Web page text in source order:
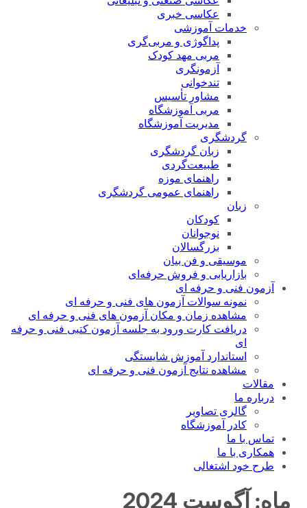
عکاسی خبری
خدمات آموزشی
پداگوژی و مربی‌گری
مربی مهد کودک
آزمونگری
تندخوانی
مشاور تأسیس
مربی آموزشگاه
مدیریت آموزشگاه
گردشگری
زبان گردشگری
طبیعت‌گردی
راهنمای موزه
راهنمای عمومی گردشگری
زبان
کودکان
نوجوانان
بزرگسالان
موسیقی و فن بیان
بازاریابی و فروش حرفه‌ای
آزمون فنی و حرفه ای
نمونه سوالات آزمون های فنی و حرفه ای
مشاهده زمان و مکان آزمون های فنی و حرفه ای
دریافت کارت ورود به جلسه آزمون کتبی فنی و حرفه
ای
استاندارد آموزش شایستگی
مشاهده نتایج آزمون فنی و حرفه ای
مقالات
درباره ما
گالری تصاویر
کادر آموزشگاه
تماس با ما
همکاری با ما
طرح خود اشتغالی
ماه: آگوست 2024